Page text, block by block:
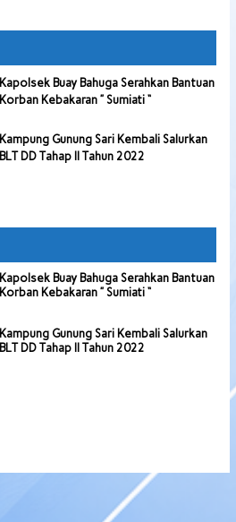
Kapolsek Buay Bahuga Serahkan Bantuan
Korban Kebakaran ” Sumiati “
Kampung Gunung Sari Kembali Salurkan
BLT DD Tahap II Tahun 2022
Kapolsek Buay Bahuga Serahkan Bantuan
Korban Kebakaran ” Sumiati “
Kampung Gunung Sari Kembali Salurkan
BLT DD Tahap II Tahun 2022